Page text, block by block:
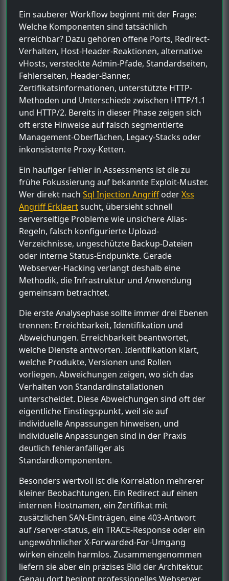
Ein sauberer Workflow beginnt mit der Frage:
Welche Komponenten sind tatsächlich
erreichbar? Dazu gehören offene Ports, Redirect-
Verhalten, Host-Header-Reaktionen, alternative
vHosts, versteckte Admin-Pfade, Standardseiten,
Fehlerseiten, Header-Banner,
Zertifikatsinformationen, unterstützte HTTP-
Methoden und Unterschiede zwischen HTTP/1.1
und HTTP/2. Bereits in dieser Phase zeigen sich
oft erste Hinweise auf falsch segmentierte
Management-Oberflächen, Legacy-Stacks oder
inkonsistente Proxy-Ketten.
Ein häufiger Fehler in Assessments ist die zu
frühe Fokussierung auf bekannte Exploit-Muster.
Wer direkt nach Sql Injection AngriffoderXss
Angriff Erklaertsucht, übersieht schnell
serverseitige Probleme wie unsichere Alias-
Regeln, falsch konfigurierte Upload-
Verzeichnisse, ungeschützte Backup-Dateien
oder interne Status-Endpunkte. Gerade
Webserver-Hacking verlangt deshalb eine
Methodik, die Infrastruktur und Anwendung
gemeinsam betrachtet.
Die erste Analysephase sollte immer drei Ebenen
trennen: Erreichbarkeit, Identifikation und
Abweichungen. Erreichbarkeit beantwortet,
welche Dienste antworten. Identifikation klärt,
welche Produkte, Versionen und Rollen
vorliegen. Abweichungen zeigen, wo sich das
Verhalten von Standardinstallationen
unterscheidet. Diese Abweichungen sind oft der
eigentliche Einstiegspunkt, weil sie auf
individuelle Anpassungen hinweisen, und
individuelle Anpassungen sind in der Praxis
deutlich fehleranfälliger als
Standardkomponenten.
Besonders wertvoll ist die Korrelation mehrerer
kleiner Beobachtungen. Ein Redirect auf einen
internen Hostnamen, ein Zertifikat mit
zusätzlichen SAN-Einträgen, eine 403-Antwort
auf /server-status, ein TRACE-Response oder ein
ungewöhnlicher X-Forwarded-For-Umgang
wirken einzeln harmlos. Zusammengenommen
liefern sie aber ein präzises Bild der Architektur.
Genau dort beginnt professionelles Webserver